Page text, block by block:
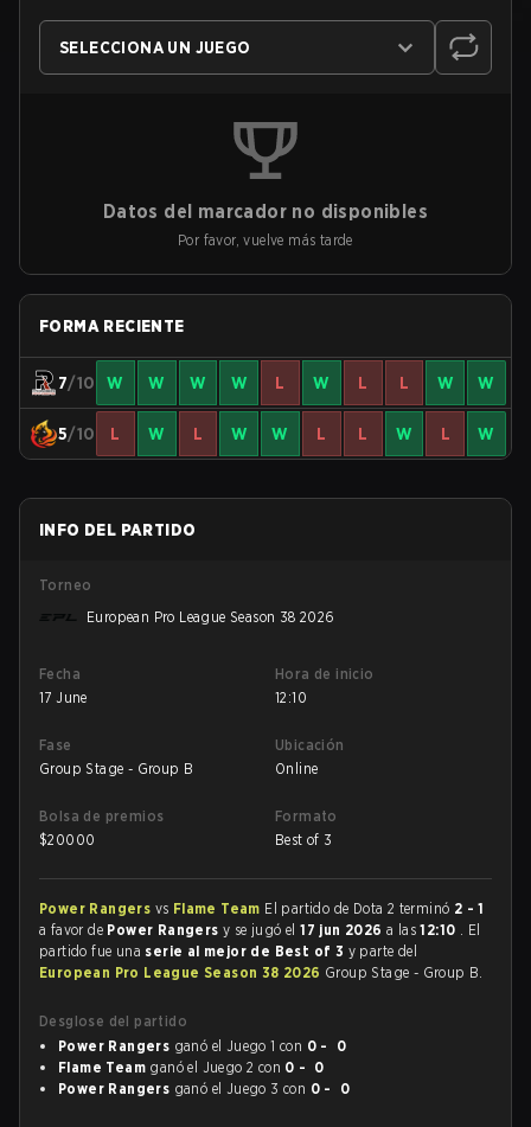
SELECCIONA UN JUEGO
Datos del marcador no disponibles
Por favor, vuelve más tarde
FORMA RECIENTE
7/10 W W W W L W L L W W
5/10 L W L W W L L W L W
INFO DEL PARTIDO
Torneo
European Pro League Season 38 2026
Fecha
17 June
Hora de inicio
12:10
Fase
Group Stage - Group B
Ubicación
Online
Bolsa de premios
$20000
Formato
Best of 3
Power Rangers vs Flame Team El partido de Dota 2 terminó 2 - 1
a favor de Power Rangersy se jugó el17 jun 2026a las12:10 . El
partido fue una serie al mejor de Best of 3 y parte del
European Pro League Season 38 2026 Group Stage - Group B.
Desglose del partido
Power Rangers ganó el Juego 1 con 0 - 0
Flame Team ganó el Juego 2 con 0 - 0
Power Rangers ganó el Juego 3 con 0 - 0